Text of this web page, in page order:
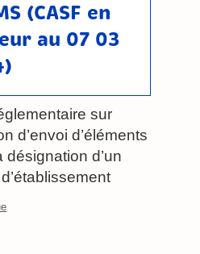
(CASF en
au 07 03
sur
d’envoi d’éléments
désignation d’un